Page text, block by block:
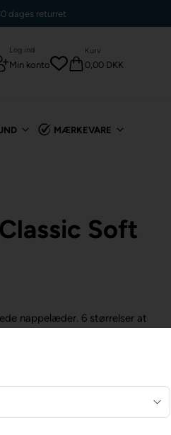
5 stjerner - Trustpilot
Log ind
Min konto
Kurv
0,00 DKK
MÆRKEVARE
Soft
nappelæder. 6 størrelser at